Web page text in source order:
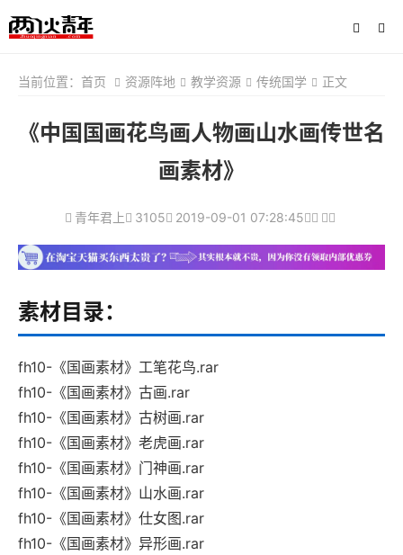
当前位置： 首页 资源阵地 教学资源 传统国学 正文
《中国国画花鸟画人物画山水画传世名
画素材》
青年君上 3105 2019-09-01 07:28:45
素材目录：
fh10-《国画素材》工笔花鸟.rar
fh10-《国画素材》古画.rar
fh10-《国画素材》古树画.rar
fh10-《国画素材》老虎画.rar
fh10-《国画素材》门神画.rar
fh10-《国画素材》山水画.rar
fh10-《国画素材》仕女图.rar
fh10-《国画素材》异形画.rar